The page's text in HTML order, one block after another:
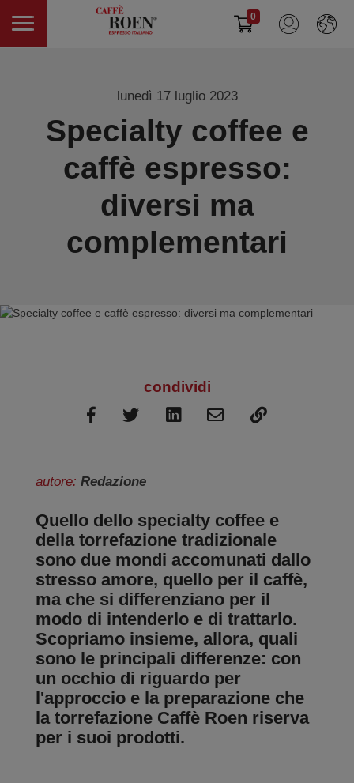
0
lunedì 17 luglio 2023
Specialty coffee e
caffè espresso:
diversi ma
complementari
condividi
autore: Redazione
Quello dello specialty coffee e
della torrefazione tradizionale
sono due mondi accomunati dallo
stresso amore, quello per il caffè,
ma che si differenziano per il
modo di intenderlo e di trattarlo.
Scopriamo insieme, allora, quali
sono le principali differenze: con
un occhio di riguardo per
l'approccio e la preparazione che
la torrefazione Caffè Roen riserva
per i suoi prodotti.